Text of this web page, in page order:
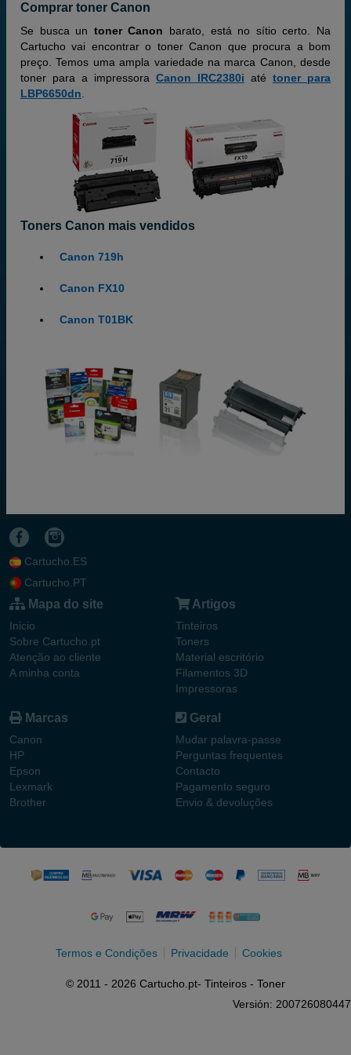
Comprar toner Canon
Se busca un toner Canon barato, está no sítio certo. Na
Cartucho vai encontrar o toner Canon que procura a bom
preço. Temos uma ampla variedade na marca Canon, desde
toner para a impressora Canon IRC2380i até toner para
LBP6650dn
Toners Canon mais vendidos
Canon 719h
Canon FX10
Canon T01BK
Cartucho.ES
Cartucho.PT
Mapa do site
Inicio
Sobre Cartucho.pt
Atenção ao cliente
A minha conta
Artigos
Tinteiros
Toners
Material escritório
Filamentos 3D
Impressoras
Marcas
Canon
HP
Epson
Lexmark
Brother
Geral
Mudar palavra-passe
Perguntas frequentes
Contacto
Pagamento seguro
Envio & devoluções
Termos e Condições Privacidade Cookies
© 2011 - 2026 Cartucho.pt- Tinteiros - Toner
Versión: 200726080447